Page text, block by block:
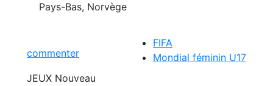
Pays-Bas, Norvège
commenter
FIFA
Mondial féminin U17
JEUX Nouveau